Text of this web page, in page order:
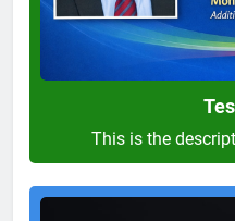
This is the